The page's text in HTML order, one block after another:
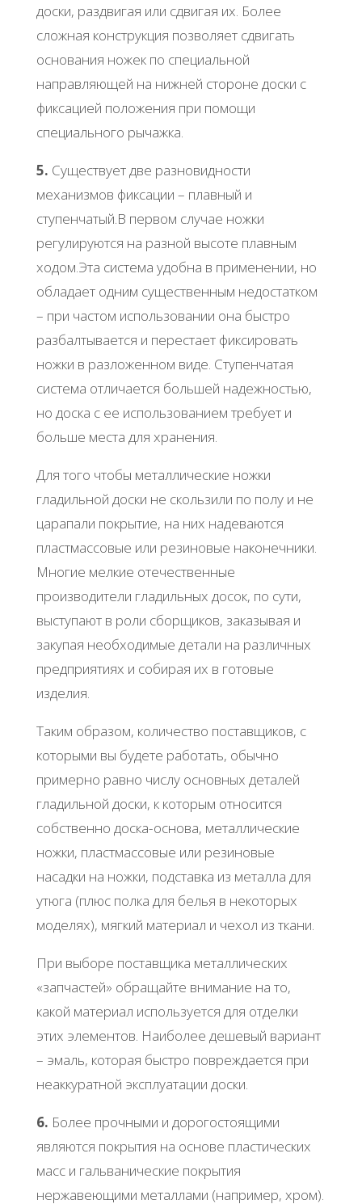
доски, раздвигая или сдвигая их. Более
сложная конструкция позволяет сдвигать
основания ножек по специальной
направляющей на нижней стороне доски с
фиксацией положения при помощи
специального рычажка.
5. Существует две разновидности
механизмов фиксации – плавный и
ступенчатый.В первом случае ножки
регулируются на разной высоте плавным
ходом.Эта система удобна в применении, но
обладает одним существенным недостатком
– при частом использовании она быстро
разбалтывается и перестает фиксировать
ножки в разложенном виде. Ступенчатая
система отличается большей надежностью,
но доска с ее использованием требует и
больше места для хранения.
Для того чтобы металлические ножки
гладильной доски не скользили по полу и не
царапали покрытие, на них надеваются
пластмассовые или резиновые наконечники.
Многие мелкие отечественные
производители гладильных досок, по сути,
выступают в роли сборщиков, заказывая и
закупая необходимые детали на различных
предприятиях и собирая их в готовые
изделия.
Таким образом, количество поставщиков, с
которыми вы будете работать, обычно
примерно равно числу основных деталей
гладильной доски, к которым относится
собственно доска-основа, металлические
ножки, пластмассовые или резиновые
насадки на ножки, подставка из металла для
утюга (плюс полка для белья в некоторых
моделях), мягкий материал и чехол из ткани.
При выборе поставщика металлических
«запчастей» обращайте внимание на то,
какой материал используется для отделки
этих элементов. Наиболее дешевый вариант
– эмаль, которая быстро повреждается при
неаккуратной эксплуатации доски.
6. Более прочными и дорогостоящими
являются покрытия на основе пластических
масс и гальванические покрытия
нержавеющими металлами (например, хром).